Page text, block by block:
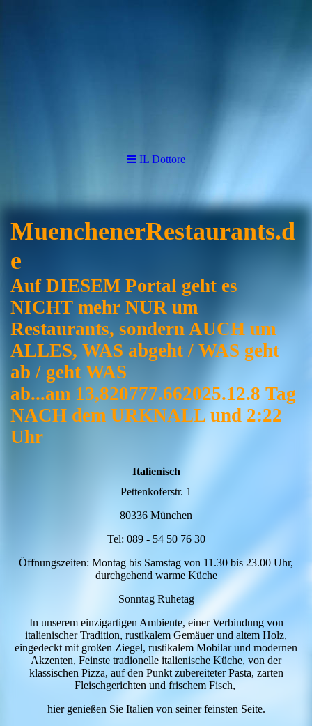
IL Dottore
MuenchenerRestaurants.d
e
Auf DIESEM Portal geht es
NICHT mehr NUR um
Restaurants, sondern AUCH um
ALLES, WAS abgeht / WAS geht
ab / geht WAS
ab...am 13,820777.662025.12.8 Tag
NACH dem URKNALL und 2:22
Uhr
Italienisch
Pettenkoferstr. 1
80336 München
Tel: 089 - 54 50 76 30
Öffnungszeiten: Montag bis Samstag von 11.30 bis 23.00 Uhr,
durchgehend warme Küche
Sonntag Ruhetag
In unserem einzigartigen Ambiente, einer Verbindung von
italienischer Tradition, rustikalem Gemäuer und altem Holz,
eingedeckt mit großen Ziegel, rustikalem Mobilar und modernen
Akzenten, Feinste tradionelle italienische Küche, von der
klassischen Pizza, auf den Punkt zubereiteter Pasta, zarten
Fleischgerichten und frischem Fisch,
hier genießen Sie Italien von seiner feinsten Seite.